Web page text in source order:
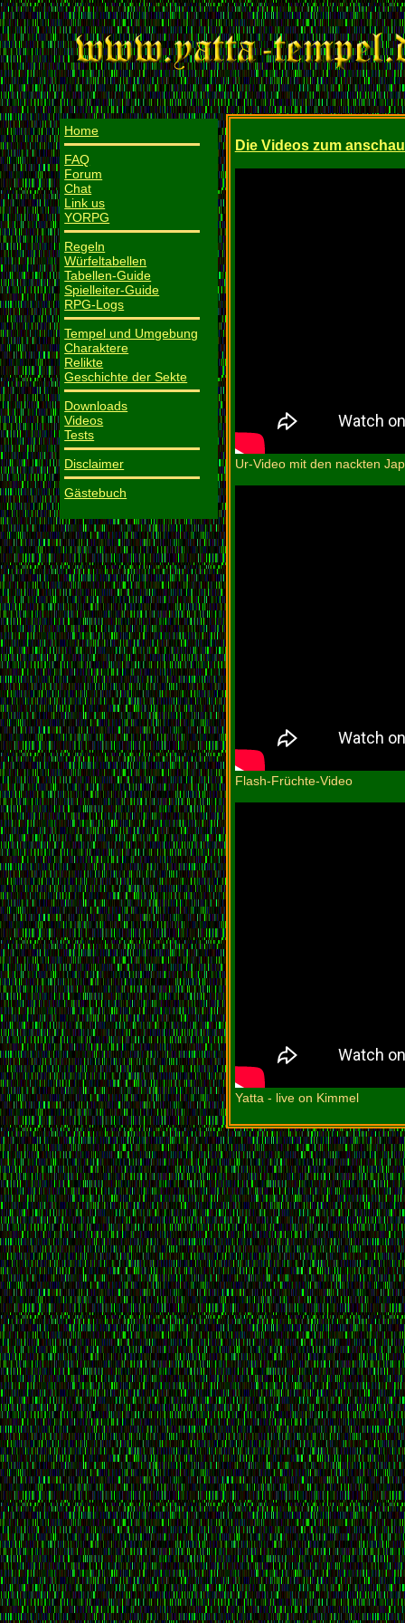
Home
FAQ
Forum
Chat
Link us
YORPG
Regeln
Würfeltabellen
Tabellen-Guide
Spielleiter-Guide
RPG-Logs
Tempel und Umgebung
Charaktere
Relikte
Geschichte der Sekte
Downloads
Videos
Tests
Disclaimer
Gästebuch
Die Videos zum
Ur-Video mit den nackten
Flash-Früchte-Video
Yatta - live on Kimmel